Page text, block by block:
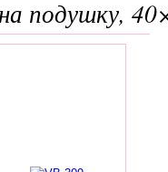
подушку,